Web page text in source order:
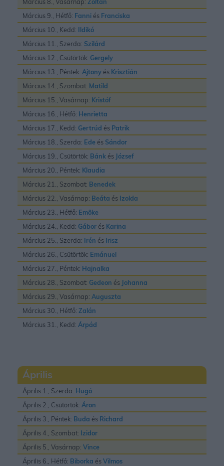
Március 9., Hétfő: Fanni és Franciska
Március 10., Kedd: Ildikó
Március 11., Szerda: Szilárd
Március 12., Csütörtök: Gergely
Március 13., Péntek: Ajtony és Krisztián
Március 14., Szombat: Matild
Március 15., Vasárnap: Kristóf
Március 16., Hétfő: Henrietta
Március 17., Kedd: Gertrúd és Patrik
Március 18., Szerda: Ede és Sándor
Március 19., Csütörtök: Bánk és József
Március 20., Péntek: Klaudia
Március 21., Szombat: Benedek
Március 22., Vasárnap: Beáta és Izolda
Március 23., Hétfő: Emõke
Március 24., Kedd: Gábor és Karina
Március 25., Szerda: Irén és Irisz
Március 26., Csütörtök: Emánuel
Március 27., Péntek: Hajnalka
Március 28., Szombat: Gedeon és Johanna
Március 29., Vasárnap: Auguszta
Március 30., Hétfő: Zalán
Március 31., Kedd: Árpád
Április
Április 1., Szerda: Hugó
Április 2., Csütörtök: Áron
Április 3., Péntek: Buda és Richard
Április 4., Szombat: Izidor
Április 5., Vasárnap: Vince
Április 6., Hétfő: Biborka ésVilmos